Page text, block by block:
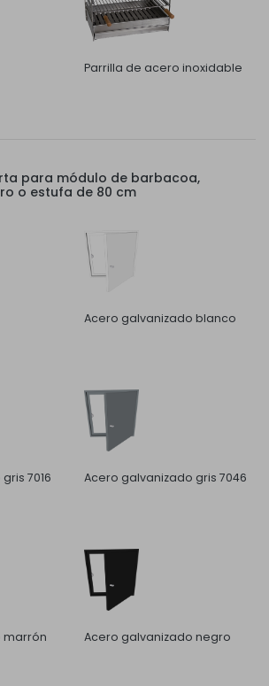
Parrilla de acero inoxidable
para módulo de barbacoa,
o estufa de 80 cm
Acero galvanizado blanco
7016 Acero galvanizado gris 7046
marrón
Acero galvanizado negro